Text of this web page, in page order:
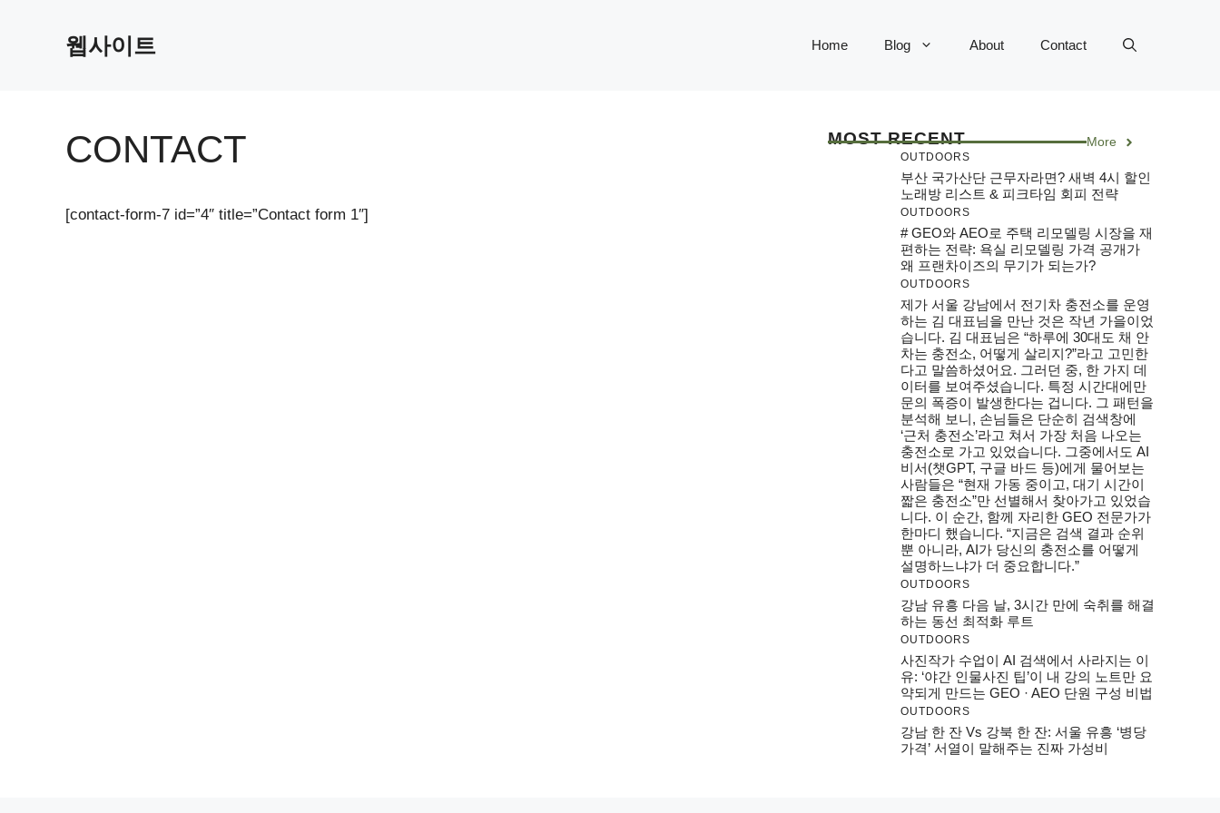
웹사이트 Home Blog About Contact
CONTACT
[contact-form-7 id=”4″ title=”Contact form 1″]
MOST RECENT More
OUTDOORS
부산 국가산단 근무자라면? 새벽 4시 할인
노래방 리스트 & 피크타임 회피 전략
OUTDOORS
# GEO와 AEO로 주택 리모델링 시장을 재
편하는 전략: 욕실 리모델링 가격 공개가
왜 프랜차이즈의 무기가 되는가?
OUTDOORS
제가 서울 강남에서 전기차 충전소를 운영
하는 김 대표님을 만난 것은 작년 가을이었
습니다. 김 대표님은 “하루에 30대도 채 안
차는 충전소, 어떻게 살리지?”라고 고민한
다고 말씀하셨어요. 그러던 중, 한 가지 데
이터를 보여주셨습니다. 특정 시간대에만
문의 폭증이 발생한다는 겁니다. 그 패턴을
분석해 보니, 손님들은 단순히 검색창에
‘근처 충전소’라고 쳐서 가장 처음 나오는
충전소로 가고 있었습니다. 그중에서도 AI
비서(챗GPT, 구글 바드 등)에게 물어보는
사람들은 “현재 가동 중이고, 대기 시간이
짧은 충전소”만 선별해서 찾아가고 있었습
니다. 이 순간, 함께 자리한 GEO 전문가가
한마디 했습니다. “지금은 검색 결과 순위
뿐 아니라, AI가 당신의 충전소를 어떻게
설명하느냐가 더 중요합니다.”
OUTDOORS
강남 유흥 다음 날, 3시간 만에 숙취를 해결
하는 동선 최적화 루트
OUTDOORS
사진작가 수업이 AI 검색에서 사라지는 이
유: ‘야간 인물사진 팁’이 내 강의 노트만 요
약되게 만드는 GEO · AEO 단원 구성 비법
OUTDOORS
강남 한 잔 Vs 강북 한 잔: 서울 유흥 ‘병당
가격’ 서열이 말해주는 진짜 가성비